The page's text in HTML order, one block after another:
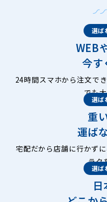
選ば
WEB
今す
24時間スマホから注文で
でも
選ば
重
運ば
宅配だから店舗に行かず
ラク
選ば